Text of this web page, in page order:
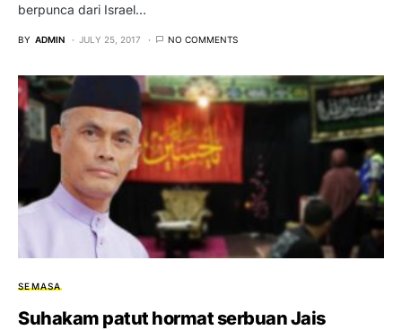
berpunca dari Israel…
BY ADMIN JULY 25, 2017 NO COMMENTS
SEMASA
Suhakam patut hormat serbuan Jais